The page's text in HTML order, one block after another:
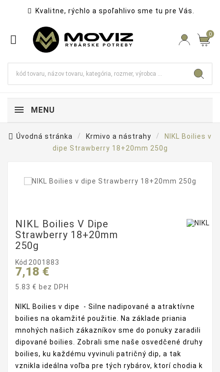
 Kvalitne, rýchlo a spoľahlivo sme tu pre Vás.
 0
MENU
Úvodná stránka Krmivo a nástrahy
NIKL Boilies v
dipe Strawberry 18+20mm 250g
NIKL Boilies V Dipe
Strawberry 18+20mm
250g
Kód 2001883
7,18 €
5.83 € bez DPH
NIKL Boilies v dipe - Silne nadipované a atraktívne
boilies na okamžité použitie. Na základe priania
mnohých našich zákazníkov sme do ponuky zaradili
dipované boilies. Zobrali sme naše osvedčené druhy
boilies, ku každému vyvinuli patričný dip, a tak
vznikla ideálna voľba pre tých rybárov, ktorí chodia k